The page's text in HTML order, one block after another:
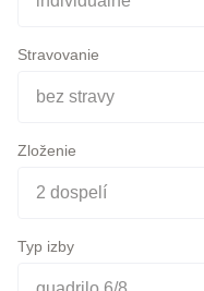
Stravovanie
bez stravy
Zloženie
2 dospelí
Typ izby
quadrilo 6/8